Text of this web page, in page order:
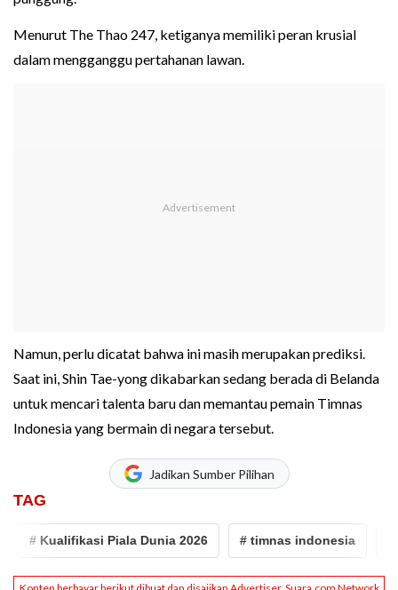
Menurut The Thao 247, ketiganya memiliki peran krusial
dalam mengganggu pertahanan lawan.
Namun, perlu dicatat bahwa ini masih merupakan prediksi.
Saat ini, Shin Tae-yong dikabarkan sedang berada di Belanda
untuk mencari talenta baru dan memantau pemain Timnas
Indonesia yang bermain di negara tersebut.
Jadikan Sumber Pilihan
TAG
# Kualifikasi Piala Dunia 2026 # timnas indonesia